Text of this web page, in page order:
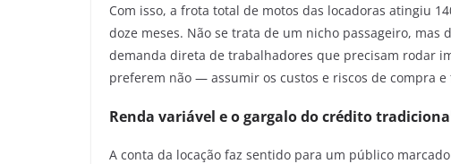
Com isso, a frota total de motos das locadoras atingiu
doze meses. Não se trata de um nicho passageiro,
demanda direta de trabalhadores que precisam rodar
preferem não — assumir os custos e riscos de compra
Renda variável e o gargalo do crédito
A conta da locação faz sentido para um público